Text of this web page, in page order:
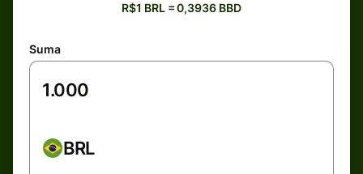
R$1 BRL = 0,3936 BBD
Suma
BRL